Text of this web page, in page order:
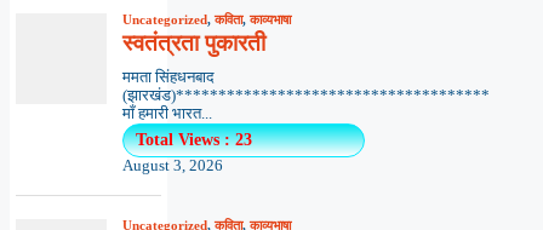
Uncategorized,कविता,काव्यभाषा
स्वतंत्रता पुकारती
ममता सिंहधनबाद
(झारखंड)*************************************
माँ हमारी भारत...
Total Views : 23
August 3, 2026
Uncategorized,कविता,काव्यभाषा